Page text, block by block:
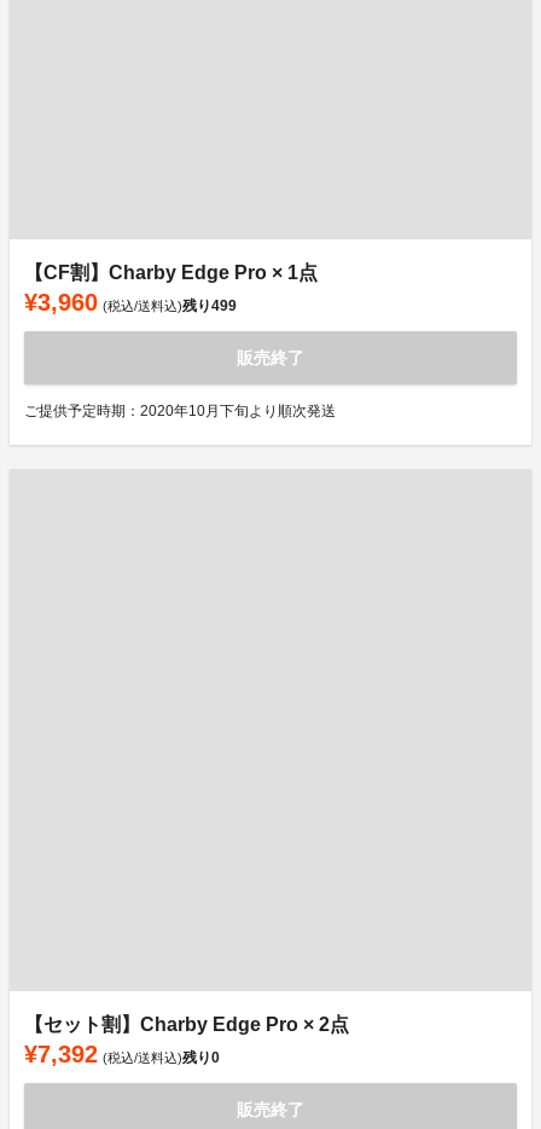
【CF割】Charby Edge Pro × 1点
¥3,960 (税込/送料込)残り499
販売終了
ご提供予定時期：2020年10月下旬より順次発送
【セット割】Charby Edge Pro × 2点
¥7,392 (税込/送料込)残り0
販売終了